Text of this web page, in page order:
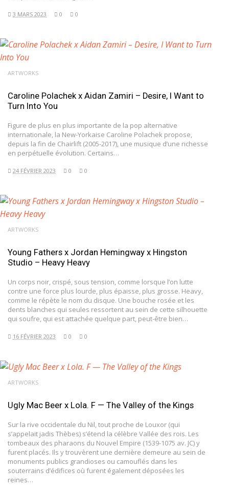
3 MARS 2023 0 0
ARTWORKS
Caroline Polachek x Aidan Zamiri – Desire, I Want to
Turn Into You
Figure de plus en plus importante de la pop alternative
internationale, la New-Yorkaise Caroline Polachek propose,
depuis la fin de Chairlift (2005-2017), une musique d’une richesse
en perpétuelle évolution. Certains…
24 FÉVRIER 2023 0 0
ARTWORKS
Young Fathers x Jordan Hemingway x Hingston
Studio – Heavy Heavy
Un corps noir, crispé, sous tension, comme lorsque l’on lutte
contre une force plus lourde, plus épaisse, plus grosse. Heavy,
comme le répète le nom du disque. Une bouche rosée et les
dents blanches qui seules ressortent au sein de cette silhouette
qui soufre, qui est attachée quelque part, peut-être bien…
16 FÉVRIER 2023 0 0
ARTWORKS
Ugly Mac Beer x Lola. F — The Valley of the Kings
Sur la rive occidentale du Nil, tout proche de Louxor (qui
s’appelait jadis Thèbes) s’étend la célèbre Vallée des rois. Les
tombeaux des pharaons du Nouvel Empire (1539-1075 av. JC) y
furent placés. Ils y trouvèrent une dernière demeure au sein de
monuments publics grandioses ou camouflés dans les
souterrains d’édifices où furent également déposées les
reines…